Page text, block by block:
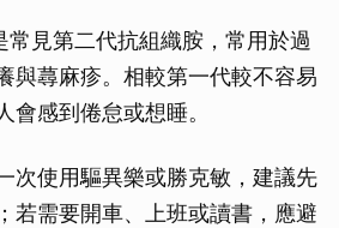
見第二代抗組織胺，常用於過
與蕁麻疹。相較第一代較不容易
會感到倦怠或想睡。
次使用驅異樂或勝克敏，建議先
若需要開車、上班或讀書，應避